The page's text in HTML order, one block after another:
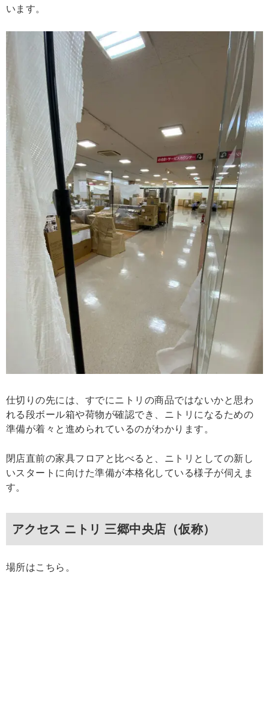
います。
仕切りの先には、すでにニトリの商品ではないかと思わ
れる段ボール箱や荷物が確認でき、ニトリになるための
準備が着々と進められているのがわかります。
閉店直前の家具フロアと比べると、ニトリとしての新し
いスタートに向けた準備が本格化している様子が伺えま
す。
アクセス ニトリ 三郷中央店（仮称）
場所はこちら。